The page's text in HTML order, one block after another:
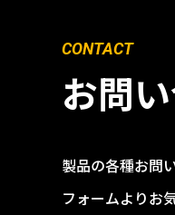
CONTACT
お問
製品の各種お問
フォームよりお